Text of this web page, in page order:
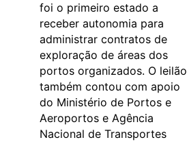
foi o primeiro estado a
receber autonomia para
administrar contratos de
exploração de áreas dos
portos organizados. O leilão
também contou com apoio
do Ministério de Portos e
Aeroportos e Agência
Nacional de Transportes